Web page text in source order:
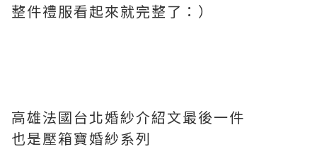
整件禮服看起來就完整了：）
高雄法國台北婚紗介紹文最後一件
也是壓箱寶婚紗系列